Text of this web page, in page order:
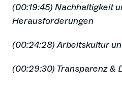
(00:19:45) Nachhaltigkeit
Herausforderungen
(00:24:28) Arbeitskultur
(00:29:30) Transparenz &